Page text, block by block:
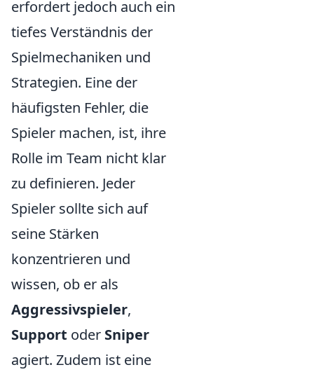
erfordert jedoch auch ein
tiefes Verständnis der
Spielmechaniken und
Strategien. Eine der
häufigsten Fehler, die
Spieler machen, ist, ihre
Rolle im Team nicht klar
zu definieren. Jeder
Spieler sollte sich auf
seine Stärken
konzentrieren und
wissen, ob er als
Aggressivspieler,
Support oder Sniper
agiert. Zudem ist eine